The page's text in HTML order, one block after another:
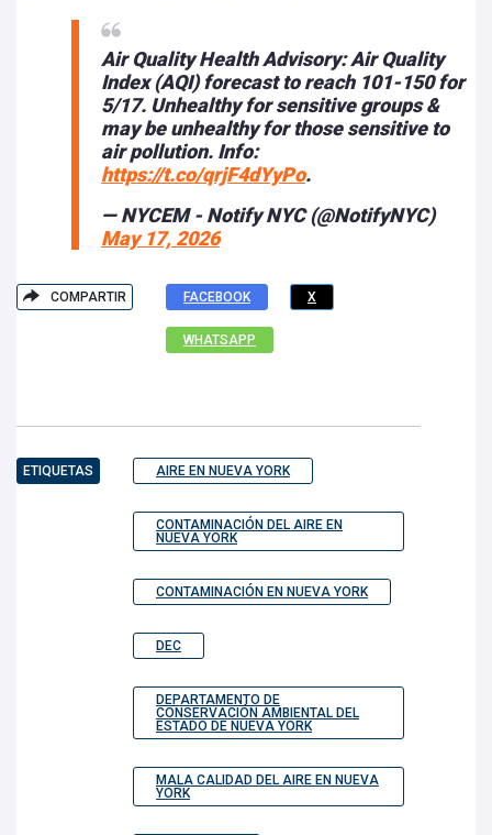
Air Quality Health Advisory: Air Quality
Index (AQI) forecast to reach 101-150 for
5/17. Unhealthy for sensitive groups &
may be unhealthy for those sensitive to
air pollution. Info:
https://t.co/qrjF4dYyPo.
— NYCEM - Notify NYC (@NotifyNYC)
May 17, 2026
COMPARTIR FACEBOOK X
WHATSAPP
ETIQUETAS AIRE EN NUEVA YORK
CONTAMINACIÓN DEL AIRE EN
NUEVA YORK
CONTAMINACIÓN EN NUEVA YORK
DEC
DEPARTAMENTO DE
CONSERVACIÓN AMBIENTAL DEL
ESTADO DE NUEVA YORK
MALA CALIDAD DEL AIRE EN NUEVA
YORK